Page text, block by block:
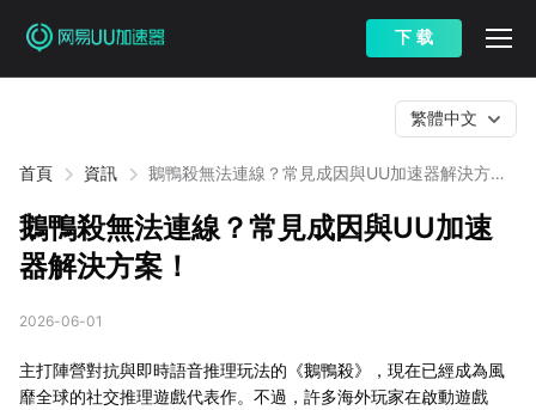
下 载
首頁 資訊
鵝鴨殺無法連線？常見成因與UU加速器解決方
繁體中文
鵝鴨殺無法連線？常見成因與UU加速
器解決方案！
2026-06-01
主打陣營對抗與即時語音推理玩法的《鵝鴨殺》，現在已經成為風
靡全球的社交推理遊戲代表作。不過，許多海外玩家在啟動遊戲